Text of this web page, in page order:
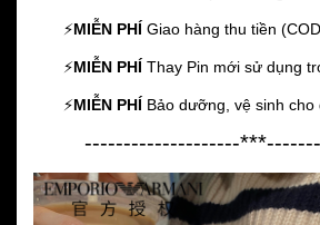
⚡️MIỄN PHÍ Giao hàng thu tiền
⚡️MIỄN PHÍ Thay Pin mới sử dụng
⚡️MIỄN PHÍ Bảo dưỡng, vệ sinh cho
--------------------